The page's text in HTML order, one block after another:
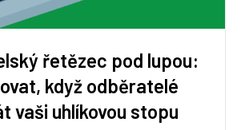
řetězec pod lupou:
když odběratelé
vaši uhlíkovou stopu